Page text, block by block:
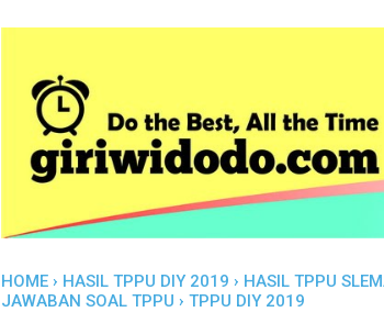
HOME › HASIL TPPU DIY 2019 › HASIL TPPU
JAWABAN SOAL TPPU › TPPU DIY 2019